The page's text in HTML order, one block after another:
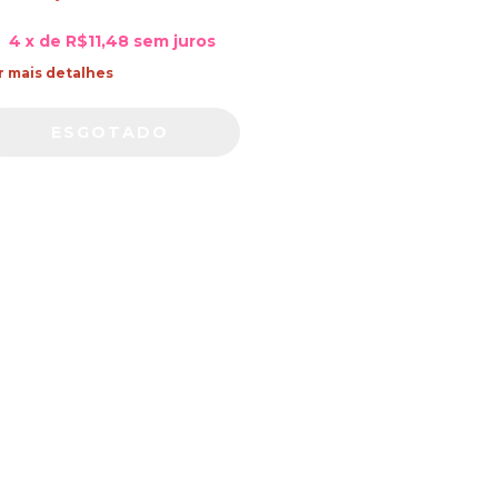
4 x de R$11,48 sem juros
mais detalhes